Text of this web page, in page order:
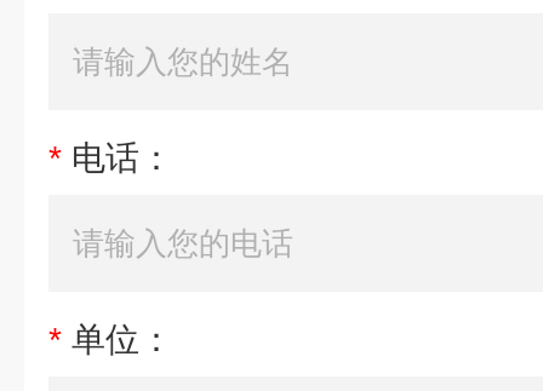
* 电话：
* 单位：